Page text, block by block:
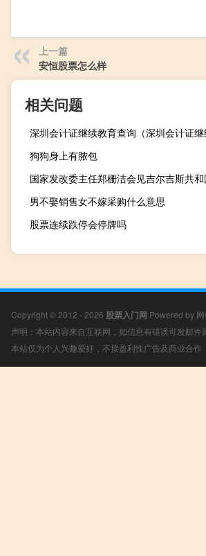
上一篇
安恒股票怎么样
相关问题
深圳会计证继续教育查询（深圳会计证继
狗狗身上有脓包
国家发改委主任郑栅洁会见吉尔吉斯共
男不娶销售女不嫁采购什么意思
股票连续跌停会停牌吗
Copyright © 2012 - 2026 股票入门网 Powered by
声明：本站内容来自互联网，如信息有错误可发邮
本站仅为个人兴趣爱好，不接盈利性广告及商业合作